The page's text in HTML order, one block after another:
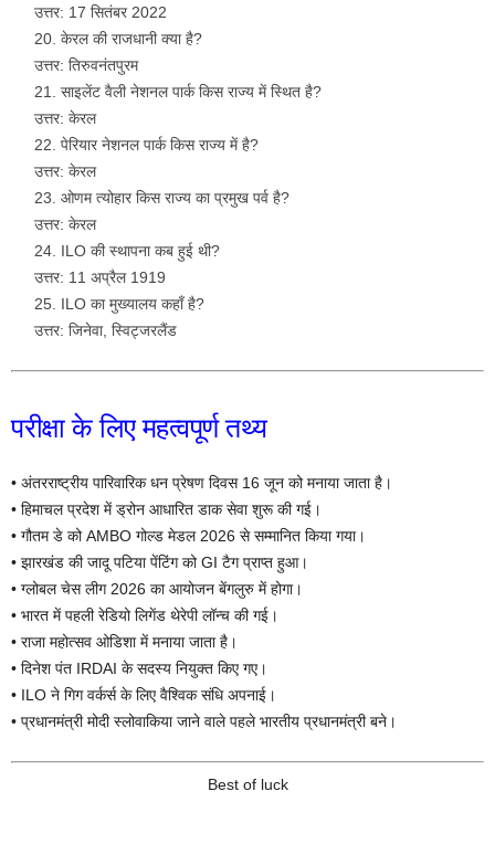
उत्तर: 17 सितंबर 2022
केरल की राजधानी क्या है?
उत्तर: तिरुवनंतपुरम
साइलेंट वैली नेशनल पार्क किस राज्य में स्थित है?
उत्तर: केरल
पेरियार नेशनल पार्क किस राज्य में है?
उत्तर: केरल
ओणम त्योहार किस राज्य का प्रमुख पर्व है?
उत्तर: केरल
ILO की स्थापना कब हुई थी?
उत्तर: 11 अप्रैल 1919
ILO का मुख्यालय कहाँ है?
उत्तर: जिनेवा, स्विट्जरलैंड
परीक्षा के लिए महत्वपूर्ण तथ्य
• अंतरराष्ट्रीय पारिवारिक धन प्रेषण दिवस 16 जून को मनाया जाता है।
• हिमाचल प्रदेश में ड्रोन आधारित डाक सेवा शुरू की गई।
• गौतम डे को AMBO गोल्ड मेडल 2026 से सम्मानित किया गया।
• झारखंड की जादू पटिया पेंटिंग को GI टैग प्राप्त हुआ।
• ग्लोबल चेस लीग 2026 का आयोजन बेंगलुरु में होगा।
• भारत में पहली रेडियो लिगेंड थेरेपी लॉन्च की गई।
• राजा महोत्सव ओडिशा में मनाया जाता है।
• दिनेश पंत IRDAI के सदस्य नियुक्त किए गए।
• ILO ने गिग वर्कर्स के लिए वैश्विक संधि अपनाई।
• प्रधानमंत्री मोदी स्लोवाकिया जाने वाले पहले भारतीय प्रधानमंत्री बने।
Best of luck